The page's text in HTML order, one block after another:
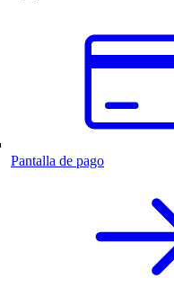
Pantalla de pago